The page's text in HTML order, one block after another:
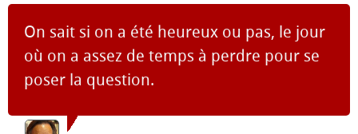
On sait si on a été heureux ou pas, le jour
où on a assez de temps à perdre pour se
poser la question.